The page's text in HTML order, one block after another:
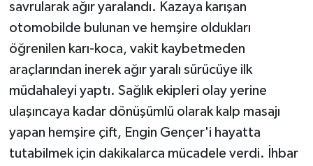
savrularak ağır yaralandı. Kazaya karışan
otomobilde bulunan ve hemşire oldukları
öğrenilen karı-koca, vakit kaybetmeden
araçlarından inerek ağır yaralı sürücüye ilk
müdahaleyi yaptı. Sağlık ekipleri olay yerine
ulaşıncaya kadar dönüşümlü olarak kalp masajı
yapan hemşire çift, Engin Gençer'i hayatta
tutabilmek için dakikalarca mücadele verdi. İhbar